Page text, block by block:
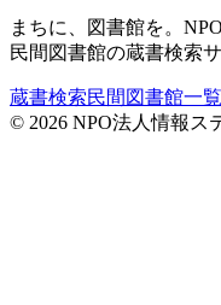
まちに、図書館を。
民間図書館の蔵書検索
蔵書検索民間図書館一覧
© 2026 NPO法人情報ス